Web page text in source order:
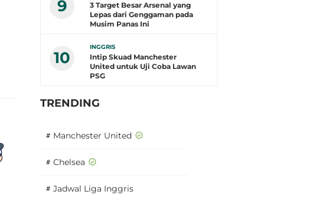
9
3 Target Besar Arsenal yang
Lepas dari Genggaman pada
Musim Panas Ini
10
INGGRIS
Intip Skuad Manchester
United untuk Uji Coba Lawan
PSG
TRENDING
# Manchester United
# Chelsea
# Jadwal Liga Inggris